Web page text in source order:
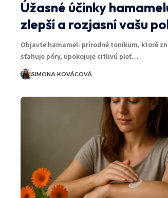
Úžasné účinky
zlepší a rozjasní vašu
Objavte hamamel: prírodné tonikum, ktoré
sťahuje póry, upokojuje citlivú pleť…
SIMONA KOVÁCOVÁ